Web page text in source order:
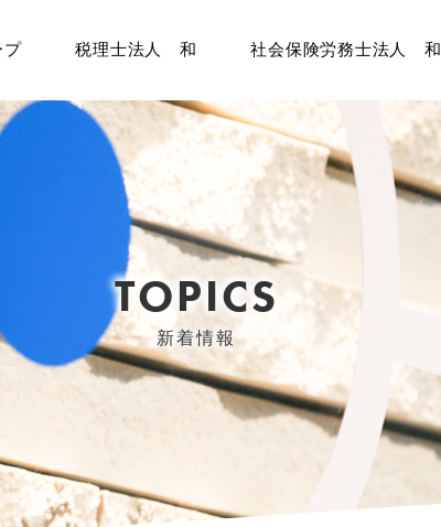
プ 税理士法人 和 社会保険労務士法人 和
TOPICS
新着情報